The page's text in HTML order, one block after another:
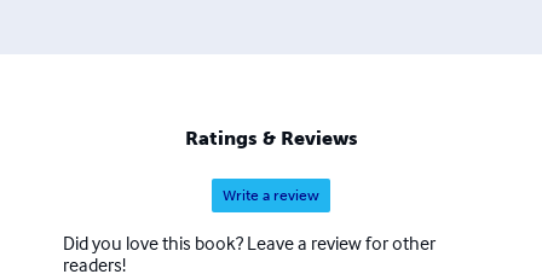
Ratings & Reviews
Write a review
Did you love this book? Leave a review for other
readers!